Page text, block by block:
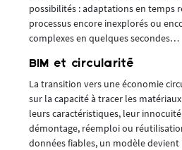
possibilités : adaptations en temps
processus encore inexplorés ou
complexes en quelques secondes…
BIM et circularité
La transition vers une économie
sur la capacité à tracer les
leurs caractéristiques, leur
démontage, réemploi ou
données fiables, un modèle